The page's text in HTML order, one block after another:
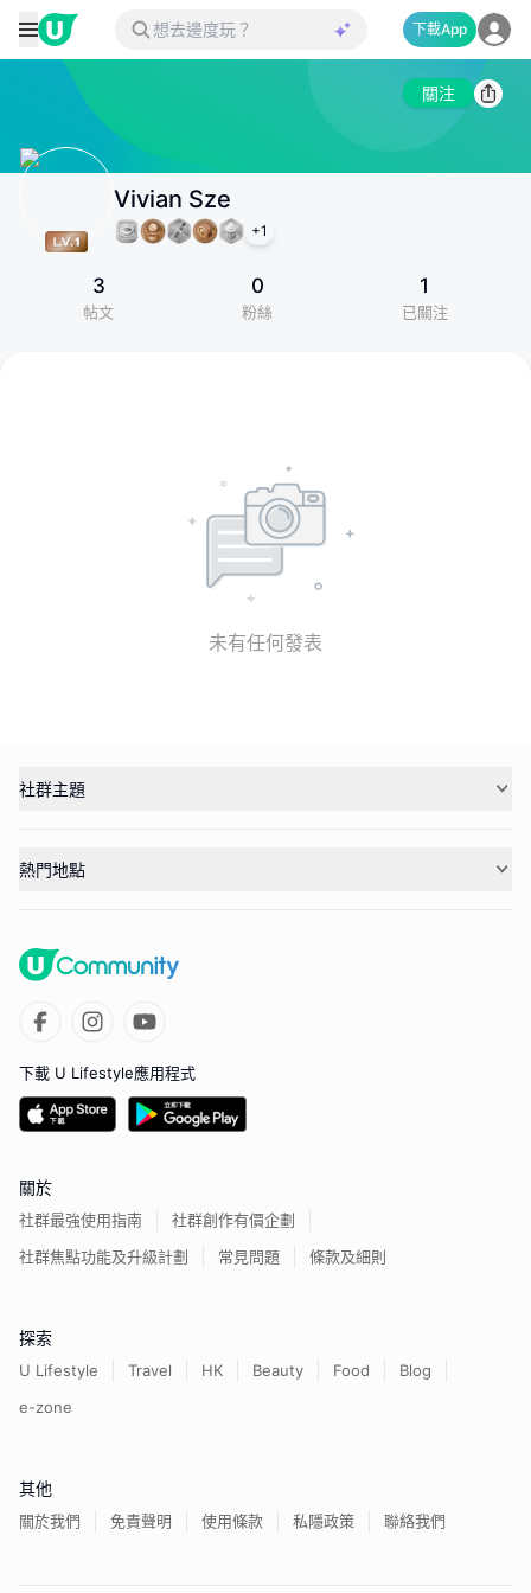
下載App
關注
Vivian Sze
+1
3
帖文
0
粉絲
1
已關注
未有任何發表
社群主題
熱門地點
下載 U Lifestyle應用程式
關於
社群最強使用指南
社群創作有價企劃
社群焦點功能及升級計劃
常見問題 條款及細則
探索
U Lifestyle Travel HK Beauty Food
Blog
e-zone
其他
關於我們 免責聲明 使用條款 私隱政策 聯絡我們